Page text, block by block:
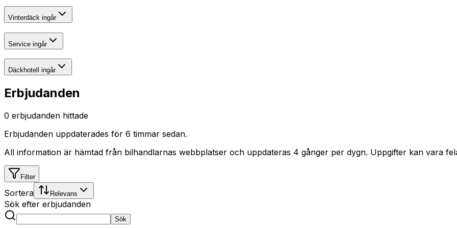
Vinterdäck ingår
Service ingår
Däckhotell ingår
Erbjudanden
0 erbjudanden hittade
Erbjudanden uppdaterades för 6 timmar sedan.
All information är hämtad från bilhandlarnas webbplatser och uppdateras 4 gånger per dygn. Uppgifter kan vara
Filter
Sortera Relevans
Sök efter erbjudanden
Sök